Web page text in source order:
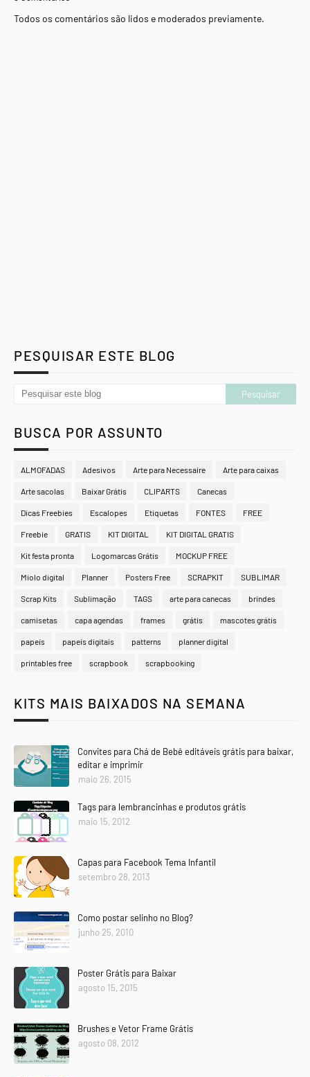
Todos os comentários são lidos e moderados previamente.
PESQUISAR ESTE BLOG
BUSCA POR ASSUNTO
ALMOFADAS Adesivos Arte para Necessaire Arte para caixas
Arte sacolas Baixar Grátis CLIPARTS Canecas
Dicas Freebies Escalopes Etiquetas FONTES FREE
Freebie GRATIS KIT DIGITAL KIT DIGITAL GRATIS
Kit festa pronta Logomarcas Grátis MOCKUP FREE
Miolo digital Planner Posters Free SCRAPKIT SUBLIMAR
Scrap Kits Sublimação TAGS arte para canecas brindes
camisetas capa agendas frames grátis mascotes grátis
papeis papeis digitais patterns planner digital
printables free scrapbook scrapbooking
KITS MAIS BAIXADOS NA SEMANA
Convites para Chá de Bebê editáveis grátis para baixar,
editar e imprimir
maio 26, 2015
Tags para lembrancinhas e produtos grátis
maio 15, 2012
Capas para Facebook Tema Infantil
setembro 28, 2013
Como postar selinho no Blog?
junho 25, 2010
Poster Grátis para Baixar
agosto 15, 2015
Brushes e Vetor Frame Grátis
agosto 08, 2012